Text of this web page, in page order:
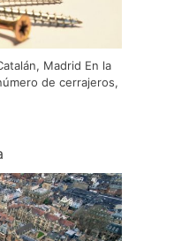
Madrid En la
de cerrajeros,